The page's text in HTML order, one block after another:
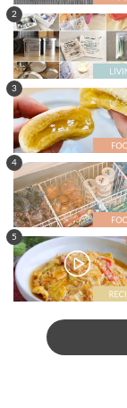
2
3
4
5